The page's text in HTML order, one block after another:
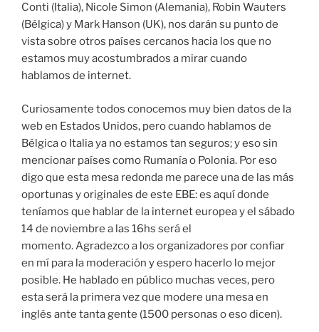
Conti (Italia), Nicole Simon (Alemania), Robin Wauters
(Bélgica) y Mark Hanson (UK), nos darán su punto de
vista sobre otros países cercanos hacia los que no
estamos muy acostumbrados a mirar cuando
hablamos de internet.
Curiosamente todos conocemos muy bien datos de la
web en Estados Unidos, pero cuando hablamos de
Bélgica o Italia ya no estamos tan seguros; y eso sin
mencionar países como Rumanía o Polonia. Por eso
digo que esta mesa redonda me parece una de las más
oportunas y originales de este EBE: es aquí donde
teníamos que hablar de la internet europea y el sábado
14 de noviembre a las 16hs será el
momento. Agradezco a los organizadores por confiar
en mí para la moderación y espero hacerlo lo mejor
posible. He hablado en público muchas veces, pero
esta será la primera vez que modere una mesa en
inglés ante tanta gente (1500 personas o eso dicen).